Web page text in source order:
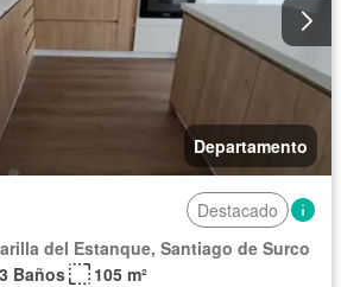
Departamento
Destacado
del Estanque, Santiago de Surco
3 Baños
105 m²